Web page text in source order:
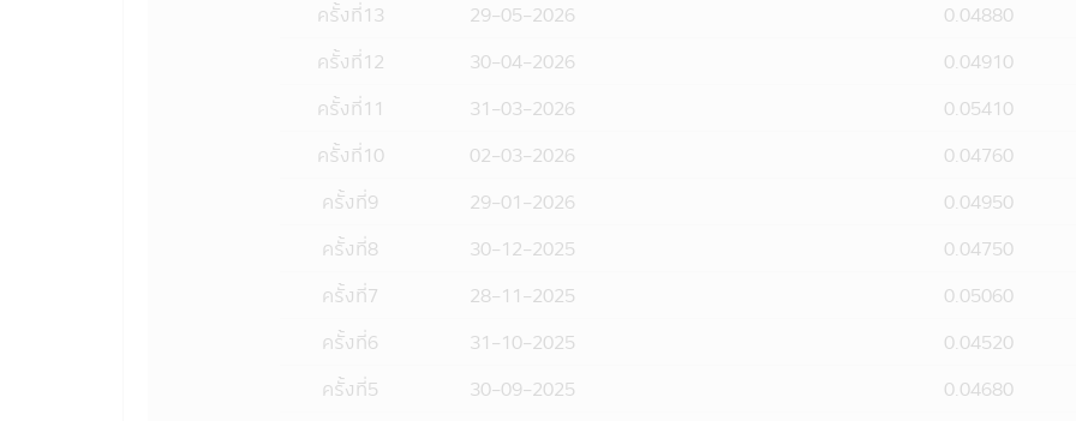
ราคาหน่วยลงทุนที่เสนอขาย
13. การวัดผลการดำเนินงานของกองทุนรวมในแอปพลิเคชันผ่านโทรศัพท์มือถือนี้ ใช้วิธีวัดผลการดำเนินง
ลงทุนกำหนด และผลการดำเนินงานในอดีตของกองทุนรวม มิได้เป็นสิ่งยืนยันถึงผลการดำเนินงานในอนาคต
14. ข้อความทั้งหมดที่ปรากฏอยู่ในแอปพลิเคชันผ่านโทรศัพท์มือถือนี้ บริษัทจัดการได้จัดทำเพื่อเผยแพร่ข้
ลงทุนโดยได้ตระหนักถึงความถูกต้องของข้อมูล แต่อย่างไรก็ตามบริษัทจัดการไม่สามารถรับประกันถึงควา
ทั้งหมดที่ปรากฏในแอปพลิเคชันผ่านโทรศัพท์มือถือนี้ได้
ทราบล่วงหน้า
สมาคมบริษัทจัดการลงทุนกำหนด และจะต้องเปิดเผยการลงทุนดังกล่าวให้บริษัทจัดการทราบเพื่อที่บริษัทจัด
ขายหลักทรัพย์ของพนักงานได้
17. บริษัทจัดการ และผู้บริหาร รวมถึงพนักงานเจ้าหน้าที่ของบริษัท ขอสงวนสิทธิ์ที่จะไม่รับผิดชอบต่อควา
หรือ ระบบสื่อสารของผู้เข้าเยี่ยมชม หรือผู้ลงทุน อันเนื่องมาจากการเข้ามาใช้แอปพลิเคชันผ่านโทรศัพท์มือ
18. บริษัทจัดการขอสงวนสิทธิ์ของข้อมูลใดๆ ในแอปพลิเคชันผ่านโทรศัพท์มือถือนี้ โดยห้ามมิให้ผู้ใดเผยแพ
ครั้งที่13 29-05-2026
0.04880
ครั้งที่12 30-04-2026
0.04910
ครั้งที่11 31-03-2026
0.05410
ครั้งที่10 02-03-2026
0.04760
ครั้งที่9 29-01-2026
0.04950
ครั้งที่8 30-12-2025
0.04750
ครั้งที่7 28-11-2025
0.05060
ครั้งที่6 31-10-2025
0.04520
ครั้งที่5 30-09-2025
0.04680